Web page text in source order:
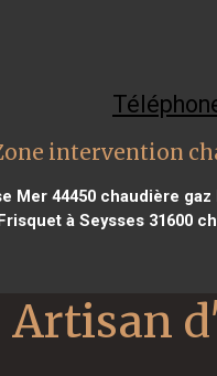
intervention
Mer 44450chaudière gaz
à Seysses 31600
Artisan